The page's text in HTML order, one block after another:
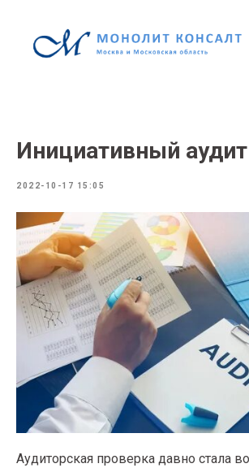
Инициативный аудит
2022-10-17 15:05
Аудиторская проверка давно стала